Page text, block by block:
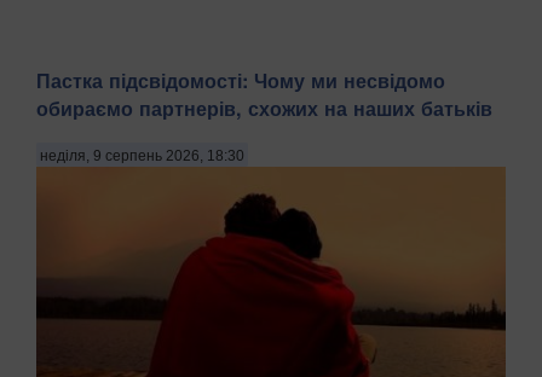
Пастка підсвідомості: Чому ми несвідомо
обираємо партнерів, схожих на наших батьків
неділя, 9 серпень 2026, 18:30